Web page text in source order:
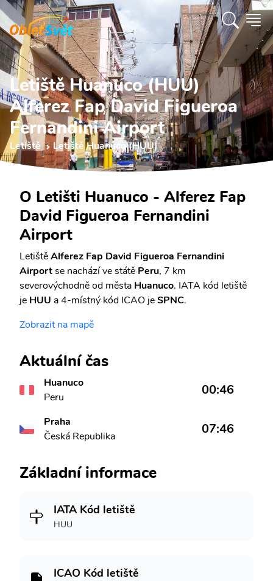
Letiště Huanuco (HUU)
Alferez Fap David Figueroa
Fernandini Airport
Letiště Letiště Huanuco (HUU)
O Letišti Huanuco - Alferez Fap
David Figueroa Fernandini
Airport
LetištěAlferez Fap David Figueroa Fernandini
Airportse nachází ve státě Peru, 7 km
severovýchodně od města Huanuco. IATA kód letiště
je HUU a 4-místný kód ICAO jeSPNC.
Zobrazit na mapě
Aktuální čas
Huanuco
Peru
00:46
Praha
Česká Republika
07:46
Základní informace
IATA Kód letiště
HUU
ICAO Kód letiště